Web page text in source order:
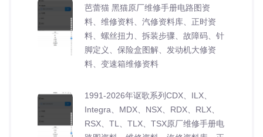
芭蕾猫 黑猫原厂维修手册电路图资
料、维修资料、汽修资料库、正时资
料、螺丝扭力、拆装步骤、故障码、针
脚定义、保险盒图解、发动机大修资
料、变速箱维修资料
1991-2026年讴歌系列CDX、ILX、
Integra、MDX、NSX、RDX、RLX、
RSX、TL、TLX、TSX原厂维修手册电